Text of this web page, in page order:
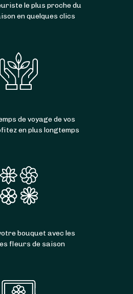
le plus proche du
en quelques clics
de voyage de vos
en plus longtemps
bouquet avec les
fleurs de saison